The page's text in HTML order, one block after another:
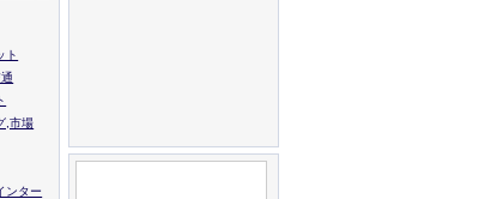
ト
,市場
ンター